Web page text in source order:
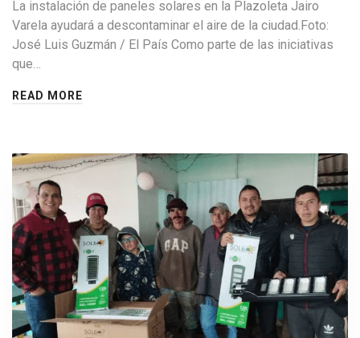
La instalación de paneles solares en la Plazoleta Jairo
Varela ayudará a descontaminar el aire de la ciudad.Foto:
José Luis Guzmán / El País Como parte de las iniciativas
que…
READ MORE